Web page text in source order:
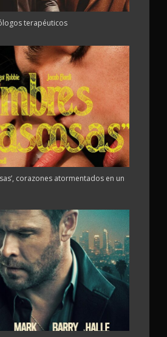
terapéuticos
corazones atormentados en un